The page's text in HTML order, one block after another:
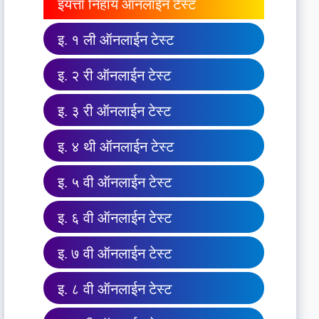
इयत्ता निहाय ऑनलाईन टेस्ट
इ. १ ली ऑनलाईन टेस्ट
इ. २ री ऑनलाईन टेस्ट
इ. ३ री ऑनलाईन टेस्ट
इ. ४ थी ऑनलाईन टेस्ट
इ. ५ वी ऑनलाईन टेस्ट
इ. ६ वी ऑनलाईन टेस्ट
इ. ७ वी ऑनलाईन टेस्ट
इ. ८ वी ऑनलाईन टेस्ट